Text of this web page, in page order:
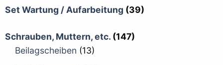
Set Wartung / Aufarbeitung (39)
Schrauben, Muttern, etc. (147)
Beilagscheiben (13)